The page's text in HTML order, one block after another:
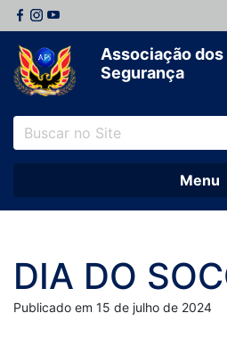
Associação
Segurança
Menu
DIA DO
Publicado em 15 de julho de 2024